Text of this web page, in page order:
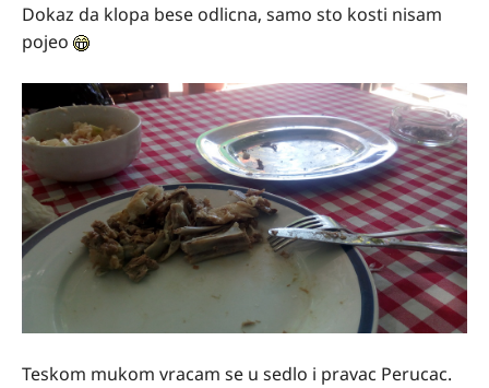
Dokaz da klopa bese odlicna, samo sto kosti nisam
pojeo
Teskom mukom vracam se u sedlo i pravac Perucac.